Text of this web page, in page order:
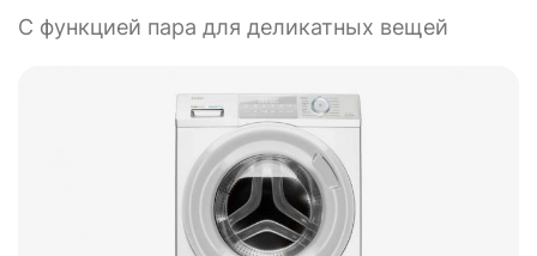
С функцией пара для деликатных вещей